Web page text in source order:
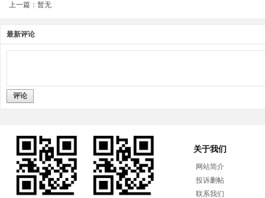
上一篇：暂无
最新评论
评论
关于我们
网站简介
投诉删帖
联系我们